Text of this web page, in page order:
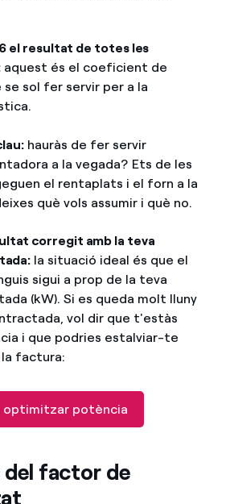
el resultat de totes les
aquest és el coeficient de
sol fer servir per a la
hauràs de fer servir
a la vegada? Ets de les
el rentaplats i el forn a la
què vols assumir i què no.
corregit amb la teva
la situació ideal és que el
sigui a prop de la teva
(kW). Si es queda molt lluny
vol dir que t'estàs
i que podries estalviar-te
factura:
optimitzar potència
del factor de